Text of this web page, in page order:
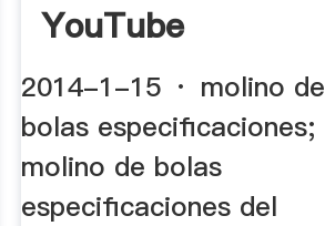
YouTube
2014-1-15 · molino de
bolas especificaciones;
molino de bolas
especificaciones del